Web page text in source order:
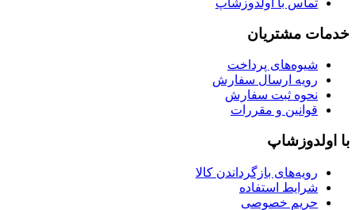
تماس با اولدوزشاپ
خدمات مشتریان
شیوه‌های پرداخت
رویه ارسال سفارش
نحوه ثبت سفارش
قوانین و مقررات
با اولدوزشاپ
رویه‌های بازگرداندن کالا
شرایط استفاده
حریم خصوصی